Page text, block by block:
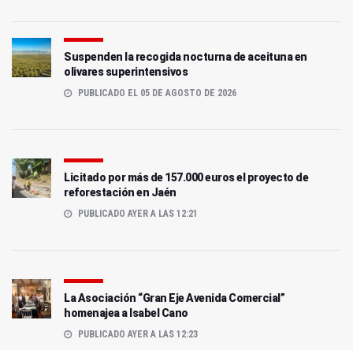
Suspenden la recogida nocturna de aceituna en
olivares superintensivos
PUBLICADO EL 05 DE AGOSTO DE 2026
Licitado por más de 157.000 euros el proyecto de
reforestación en Jaén
PUBLICADO AYER A LAS 12:21
La Asociación “Gran Eje Avenida Comercial”
homenajea a Isabel Cano
PUBLICADO AYER A LAS 12:23